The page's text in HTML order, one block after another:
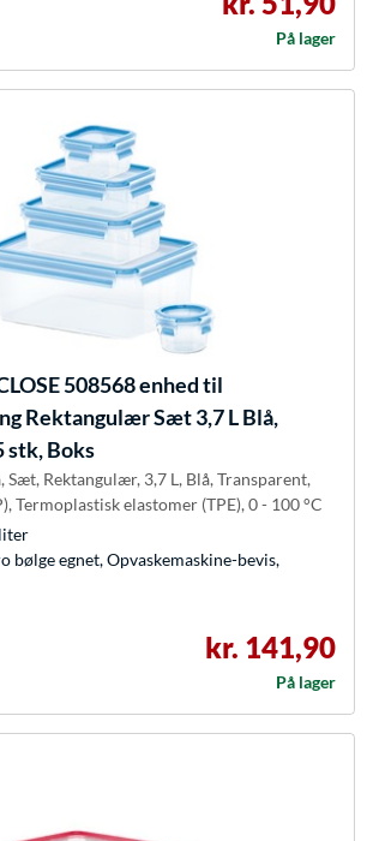
På lager
508568 enhed til
Rektangulær Sæt 3,7 L Blå,
stk, Boks
Sæt, Rektangulær, 3,7 L, Blå, Transparent,
Termoplastisk elastomer (TPE), 0 - 100 °C
bølge egnet, Opvaskemaskine-bevis,
kr. 141,90
På lager